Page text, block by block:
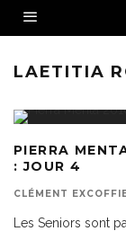
LAETITIA
PIERRA
: JOUR 4
CLÉMENT
Les Seniors sont